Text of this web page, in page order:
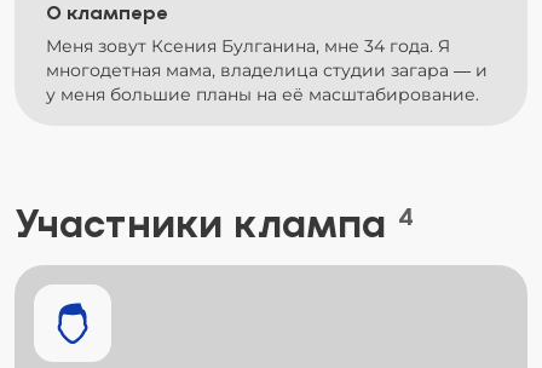
О клампере
Меня зовут Ксения Булганина, мне 34 года. Я
многодетная мама, владелица студии загара — и
у меня большие планы на её масштабирование.
Участники клампа 4